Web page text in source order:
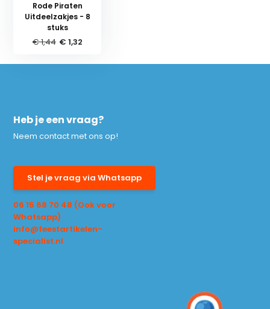
Rode Piraten
Uitdeelzakjes - 8
stuks
€ 1,44 € 1,32
Heb je een vraag?
Neem contact met ons op!
Stel je vraag via Whatsapp
06 15 68 70 48 (Ook voor
Whatsapp)
info@feestartikelen-
specialist.nl